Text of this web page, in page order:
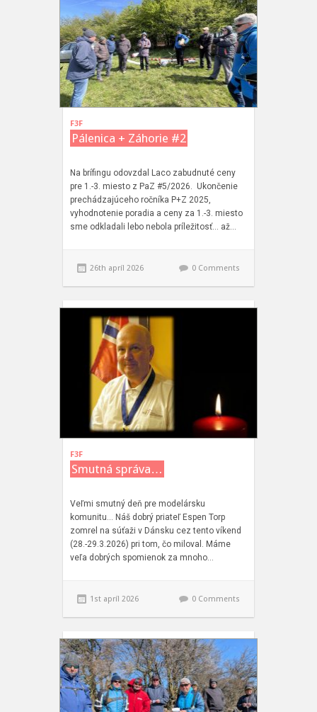
F3F
Pálenica + Záhorie #2
Na brífingu odovzdal Laco zabudnuté ceny
pre 1.-3. miesto z PaZ #5/2026. Ukončenie
prechádzajúceho ročníka P+Z 2025,
vyhodnotenie poradia a ceny za 1.-3. miesto
sme odkladali lebo nebola príležitosť… až…
26th apríl 2026 0 Comments
F3F
Smutná správa…
Veľmi smutný deň pre modelársku
komunitu… Náš dobrý priateľ Espen Torp
zomrel na súťaži v Dánsku cez tento víkend
(28.-29.3.2026) pri tom, čo miloval. Máme
veľa dobrých spomienok za mnoho…
1st apríl 2026 0 Comments